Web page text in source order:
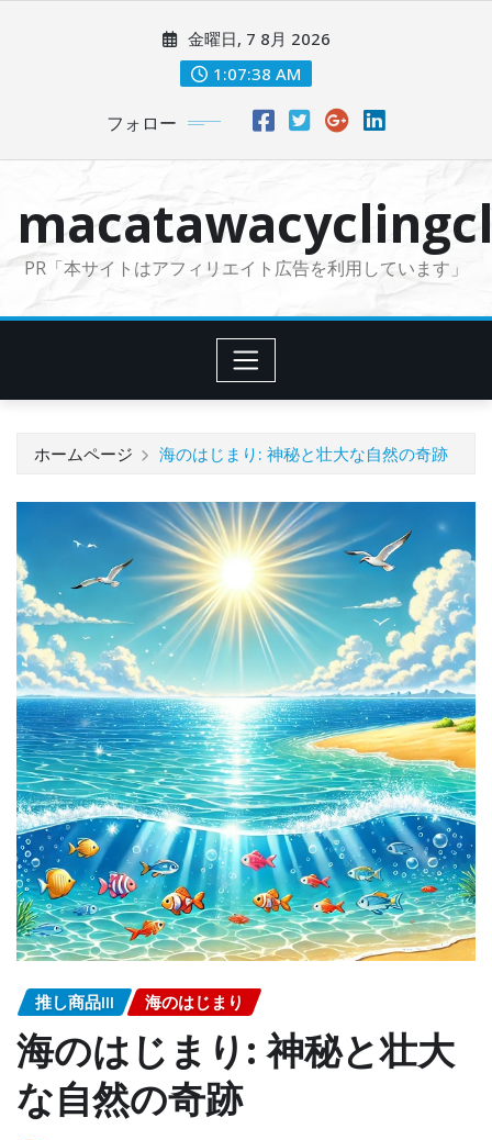
に
金曜日, 7 8月 2026
1:07:39 AM
フォロー
PR「本サイトはアフィリエイト広告を利用しています」
ホームページ 海のはじまり: 神秘と壮大な自然の奇跡
推し商品III 海のはじまり
海のはじまり: 神秘と壮大
な自然の奇跡